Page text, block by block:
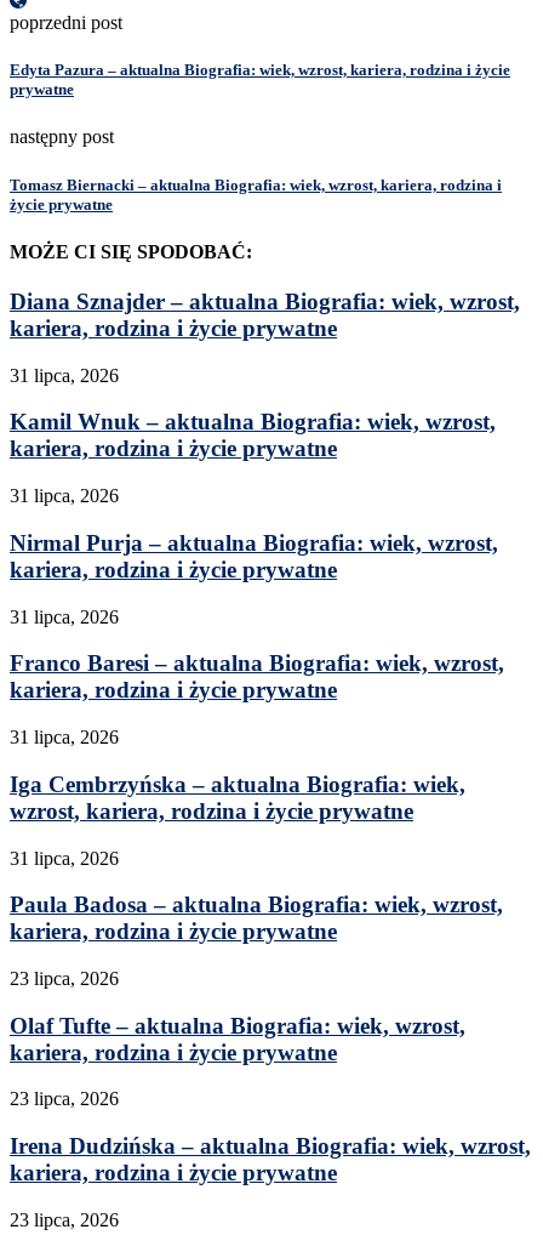
poprzedni post
Edyta Pazura – aktualna Biografia: wiek, wzrost, kariera, rodzina i życie
prywatne
następny post
Tomasz Biernacki – aktualna Biografia: wiek, wzrost, kariera, rodzina i
życie prywatne
MOŻE CI SIĘ SPODOBAĆ:
Diana Sznajder – aktualna Biografia: wiek, wzrost,
kariera, rodzina i życie prywatne
31 lipca, 2026
Kamil Wnuk – aktualna Biografia: wiek, wzrost,
kariera, rodzina i życie prywatne
31 lipca, 2026
Nirmal Purja – aktualna Biografia: wiek, wzrost,
kariera, rodzina i życie prywatne
31 lipca, 2026
Franco Baresi – aktualna Biografia: wiek, wzrost,
kariera, rodzina i życie prywatne
31 lipca, 2026
Iga Cembrzyńska – aktualna Biografia: wiek,
wzrost, kariera, rodzina i życie prywatne
31 lipca, 2026
Paula Badosa – aktualna Biografia: wiek, wzrost,
kariera, rodzina i życie prywatne
23 lipca, 2026
Olaf Tufte – aktualna Biografia: wiek, wzrost,
kariera, rodzina i życie prywatne
23 lipca, 2026
Irena Dudzińska – aktualna Biografia: wiek, wzrost,
kariera, rodzina i życie prywatne
23 lipca, 2026